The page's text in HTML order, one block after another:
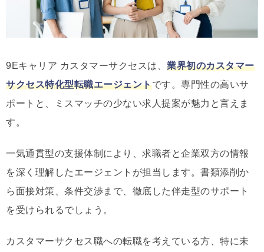
9Eキャリア カスタマーサクセスは、 業界初のカスタマー
サクセス特化型転職エージェントです。専門性の高いサ
ポートと、ミスマッチの少ない求人提案が魅力と言えま
す。
一気通貫型の支援体制により、求職者と企業双方の情報
を深く理解したエージェントが担当します。書類添削か
ら面接対策、条件交渉まで、徹底した伴走型のサポート
を受けられるでしょう。
カスタマーサクセス職への転職を考えている方、特に未